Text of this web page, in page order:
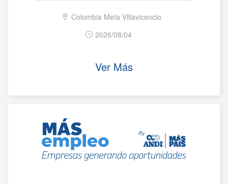
Colombia Meta Villavicencio
2026/08/04
Ver Más